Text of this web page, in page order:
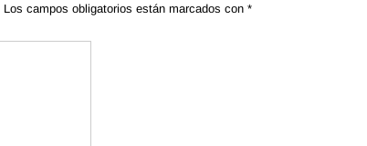
Los campos obligatorios están marcados con *